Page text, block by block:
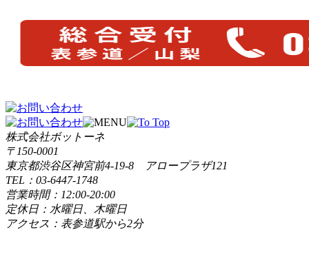
株式会社ボットーネ
〒150-0001
東京都渋谷区神宮前4-19-8 アロープラザ121
TEL：03-6447-1748
営業時間：12:00-20:00
定休日：水曜日、木曜日
アクセス：表参道駅から2分